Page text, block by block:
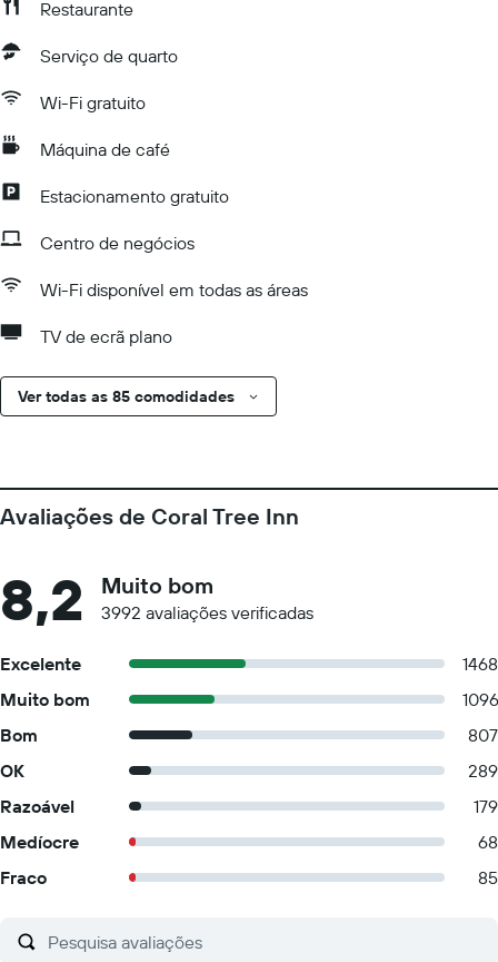
Restaurante
Serviço de quarto
Wi-Fi gratuito
Máquina de café
Estacionamento gratuito
Centro de negócios
Wi-Fi disponível em todas as áreas
TV de ecrã plano
Ver todas as 85 comodidades
Avaliações de Coral Tree Inn
8,2 Muito bom
3992 avaliações verificadas
Excelente
1468
Muito bom
1096
Bom
807
OK
289
Razoável
179
Medíocre
68
Fraco
85